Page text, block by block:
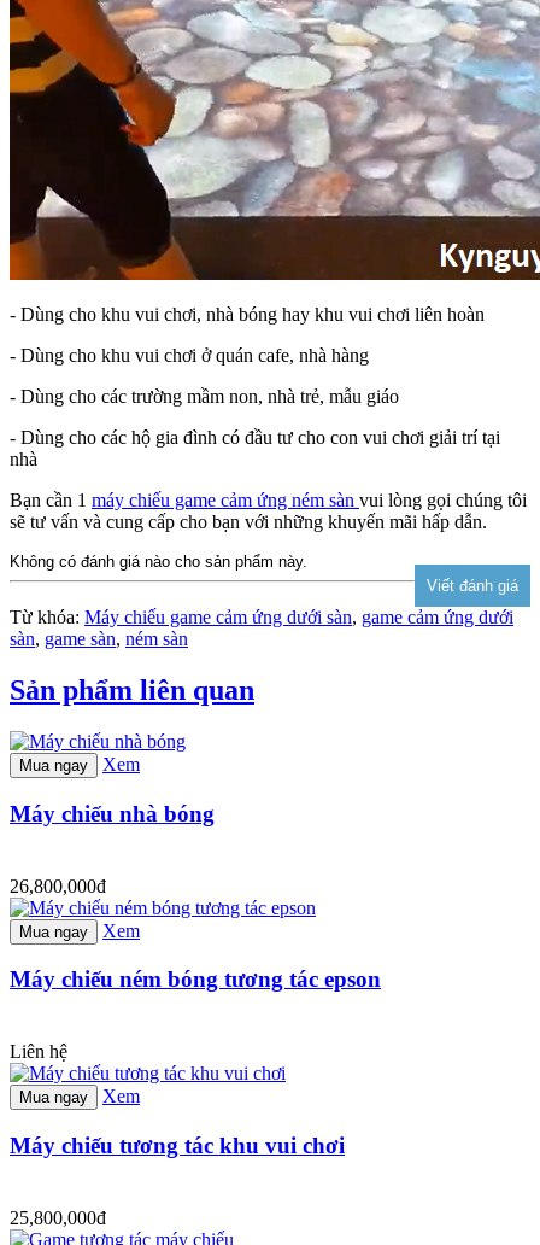
- Dùng cho khu vui chơi, nhà bóng hay khu vui chơi liên hoàn
- Dùng cho khu vui chơi ở quán cafe, nhà hàng
- Dùng cho các trường mầm non, nhà trẻ, mẫu giáo
- Dùng cho các hộ gia đình có đầu tư cho con vui chơi giải trí tại
nhà
Bạn cần 1 máy chiếu game cảm ứng ném sàn vui lòng gọi chúng tôi
sẽ tư vấn và cung cấp cho bạn với những khuyến mãi hấp dẫn.
Không có đánh giá nào cho sản phẩm này.
Từ khóa: Máy chiếu game cảm ứng dưới sàn, game cảm ứng dưới
sàn, game sàn, ném sàn
Sản phẩm liên quan
Mua ngay Xem
Máy chiếu nhà bóng
26,800,000đ
Mua ngay Xem
Máy chiếu ném bóng tương tác epson
Liên hệ
Mua ngay Xem
Máy chiếu tương tác khu vui chơi
25,800,000đ